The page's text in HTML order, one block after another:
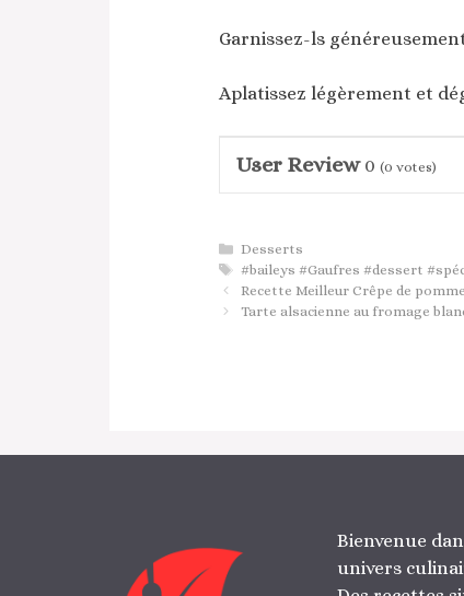
Garnissez-ls
Aplatissez légèrement et
User Review 0 (0 votes)
Catégories
Desserts
Étiquettes
#baileys #Gaufres #dessert
Recette Meilleur Crêpe de
Tarte alsacienne au fromage
Bienvenue
univers